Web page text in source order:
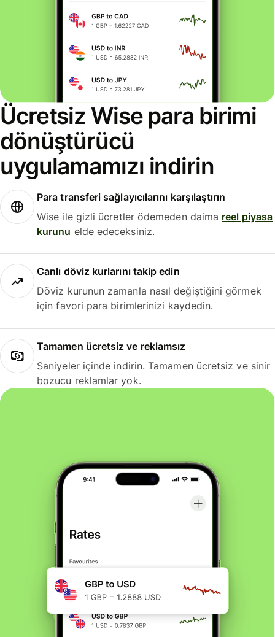
Ücretsiz Wise para birimi
dönüştürücü
uygulamamızı indirin
Para transferi sağlayıcılarını karşılaştırın
Wise ile gizli ücretler ödemeden daima reel piyasa
kurunu elde edeceksiniz.
Canlı döviz kurlarını takip edin
Döviz kurunun zamanla nasıl değiştiğini görmek
için favori para birimlerinizi kaydedin.
Tamamen ücretsiz ve reklamsız
Saniyeler içinde indirin. Tamamen ücretsiz ve sinir
bozucu reklamlar yok.